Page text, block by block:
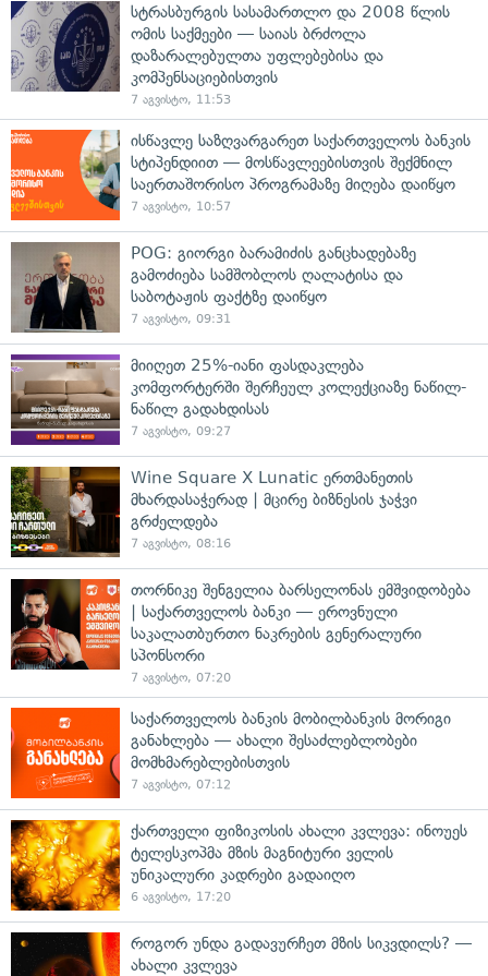
სტრასბურგის სასამართლო და 2008 წლის
ომის საქმეები — საიას ბრძოლა
დაზარალებულთა უფლებებისა და
კომპენსაციებისთვის
7 აგვისტო, 11:53
ისწავლე საზღვარგარეთ საქართველოს ბანკის
სტიპენდიით — მოსწავლეებისთვის შექმნილ
საერთაშორისო პროგრამაზე მიღება დაიწყო
7 აგვისტო, 10:57
POG: გიორგი ბარამიძის განცხადებაზე
გამოძიება სამშობლოს ღალატისა და
საბოტაჟის ფაქტზე დაიწყო
7 აგვისტო, 09:31
მიიღეთ 25%-იანი ფასდაკლება
კომფორტერში შერჩეულ კოლექციაზე ნაწილ-
ნაწილ გადახდისას
7 აგვისტო, 09:27
Wine Square X Lunatic ერთმანეთის
მხარდასაჭერად | მცირე ბიზნესის ჯაჭვი
გრძელდება
7 აგვისტო, 08:16
თორნიკე შენგელია ბარსელონას ემშვიდობება
| საქართველოს ბანკი — ეროვნული
საკალათბურთო ნაკრების გენერალური
სპონსორი
7 აგვისტო, 07:20
საქართველოს ბანკის მობილბანკის მორიგი
განახლება — ახალი შესაძლებლობები
მომხმარებლებისთვის
7 აგვისტო, 07:12
ქართველი ფიზიკოსის ახალი კვლევა: ინოუეს
ტელესკოპმა მზის მაგნიტური ველის
უნიკალური კადრები გადაიღო
6 აგვისტო, 17:20
როგორ უნდა გადავურჩეთ მზის სიკვდილს? —
ახალი კვლევა